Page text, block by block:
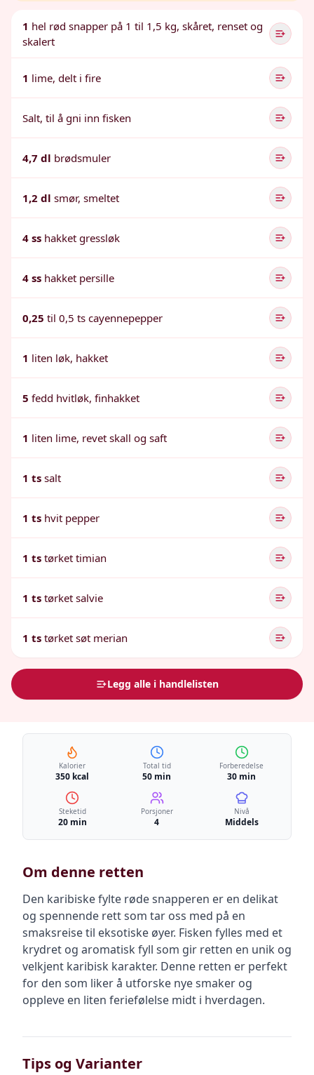
1 hel rød snapper på 1 til 1,5 kg, skåret, renset og
skalert
1 lime, delt i fire
Salt, til å gni inn fisken
4,7 dl brødsmuler
1,2 dl smør, smeltet
4 ss hakket gressløk
4 ss hakket persille
0,25 til 0,5 ts cayennepepper
1 liten løk, hakket
5 fedd hvitløk, finhakket
1 liten lime, revet skall og saft
1 ts salt
1 ts hvit pepper
1 ts tørket timian
1 ts tørket salvie
1 ts tørket søt merian
Legg alle i handlelisten
Kalorier
350 kcal
Total tid
50 min
Forberedelse
30 min
Steketid
20 min
Porsjoner
4
Nivå
Middels
Om denne retten
Den karibiske fylte røde snapperen er en delikat
og spennende rett som tar oss med på en
smaksreise til eksotiske øyer. Fisken fylles med et
krydret og aromatisk fyll som gir retten en unik og
velkjent karibisk karakter. Denne retten er perfekt
for den som liker å utforske nye smaker og
oppleve en liten feriefølelse midt i hverdagen.
Tips og Varianter